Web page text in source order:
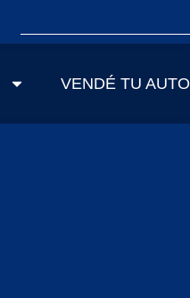
VENDÉ TU AUTO